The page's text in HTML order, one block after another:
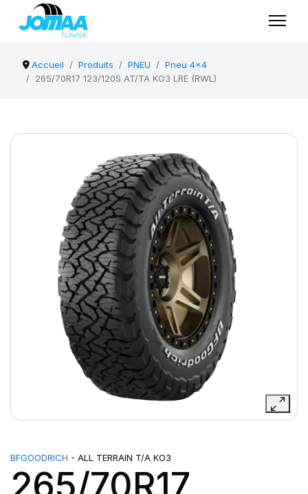
Accueil Produits PNEU
Pneu 4x4
265/70R17 123/120S AT/TA KO3 LRE (RWL)
BFGOODRICH - ALL TERRAIN T/A KO3